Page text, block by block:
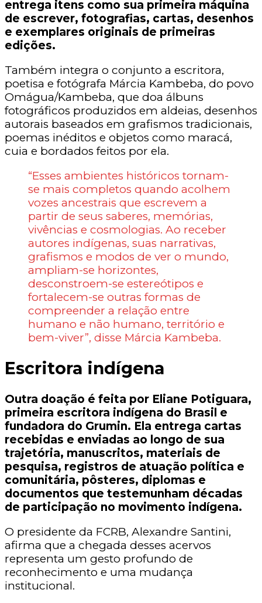
entrega itens como sua primeira máquina
de escrever, fotografias, cartas, desenhos
e exemplares originais de primeiras
edições.
Também integra o conjunto a escritora,
poetisa e fotógrafa Márcia Kambeba, do povo
Omágua/Kambeba, que doa álbuns
fotográficos produzidos em aldeias, desenhos
autorais baseados em grafismos tradicionais,
poemas inéditos e objetos como maracá,
cuia e bordados feitos por ela.
“Esses ambientes históricos tornam-
se mais completos quando acolhem
vozes ancestrais que escrevem a
partir de seus saberes, memórias,
vivências e cosmologias. Ao receber
autores indígenas, suas narrativas,
grafismos e modos de ver o mundo,
ampliam-se horizontes,
desconstroem-se estereótipos e
fortalecem-se outras formas de
compreender a relação entre
humano e não humano, território e
bem-viver”, disse Márcia Kambeba.
Escritora indígena
Outra doação é feita por Eliane Potiguara,
primeira escritora indígena do Brasil e
fundadora do Grumin. Ela entrega cartas
recebidas e enviadas ao longo de sua
trajetória, manuscritos, materiais de
pesquisa, registros de atuação política e
comunitária, pôsteres, diplomas e
documentos que testemunham décadas
de participação no movimento indígena.
O presidente da FCRB, Alexandre Santini,
afirma que a chegada desses acervos
representa um gesto profundo de
reconhecimento e uma mudança
institucional.